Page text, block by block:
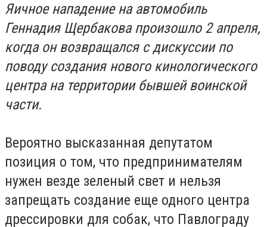
Яичное нападение на автомобиль
Геннадия Щербакова произошло 2 апреля,
когда он возвращался с дискуссии по
поводу создания нового кинологического
центра на территории бывшей воинской
части.
Вероятно высказанная депутатом
позиция о том, что предпринимателям
нужен везде зеленый свет и нельзя
запрещать создание еще одного центра
дрессировки для собак, что Павлограду